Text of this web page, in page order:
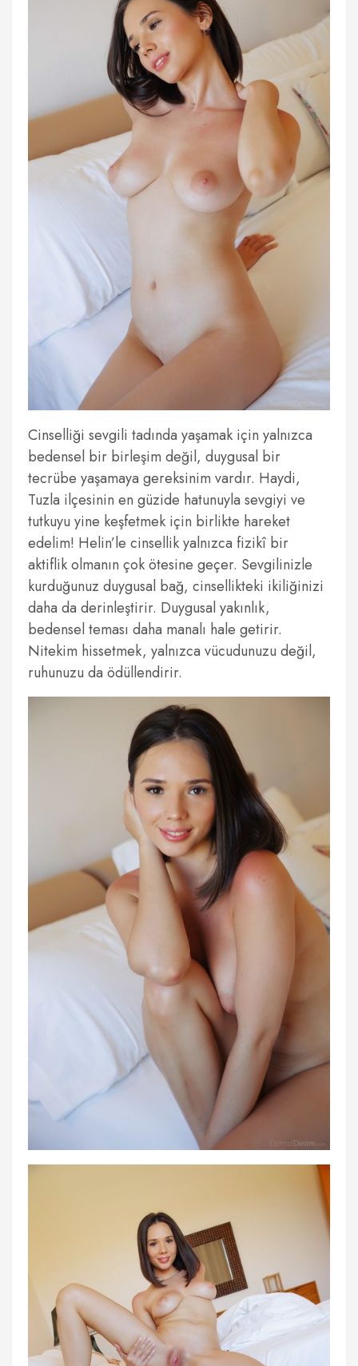
Cinselliği sevgili tadında yaşamak için yalnızca
bedensel bir birleşim değil, duygusal bir
tecrübe yaşamaya gereksinim vardır. Haydi,
Tuzla ilçesinin en güzide hatunuyla sevgiyi ve
tutkuyu yine keşfetmek için birlikte hareket
edelim! Helin’le cinsellik yalnızca fizikî bir
aktiflik olmanın çok ötesine geçer. Sevgilinizle
kurduğunuz duygusal bağ, cinsellikteki ikiliğinizi
daha da derinleştirir. Duygusal yakınlık,
bedensel teması daha manalı hale getirir.
Nitekim hissetmek, yalnızca vücudunuzu değil,
ruhunuzu da ödüllendirir.